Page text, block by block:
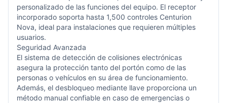
personalizado de las funciones del equipo. El receptor
incorporado soporta hasta 1,500 controles Centurion
Nova, ideal para instalaciones que requieren múltiples
usuarios.
Seguridad Avanzada
El sistema de detección de colisiones electrónicas
asegura la protección tanto del portón como de las
personas o vehículos en su área de funcionamiento.
Además, el desbloqueo mediante llave proporciona un
método manual confiable en caso de emergencias o